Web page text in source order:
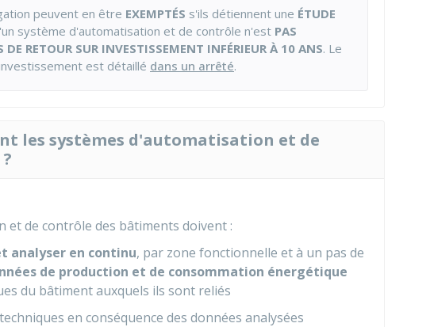
peuvent en être EXEMPTÉS s'ils détiennent une ÉTUDE
système d'automatisation et de contrôle n'est PAS
DE RETOUR SUR INVESTISSEMENT INFÉRIEUR À 10 ANS. Le
est détaillé dans un arrêté.
les systèmes d'automatisation et de
et de contrôle des bâtiments doivent :
analyser en continu, par zone fonctionnelle et à un pas de
de production et de consommation énergétique
du bâtiment auxquels ils sont reliés
en conséquence des données analysées